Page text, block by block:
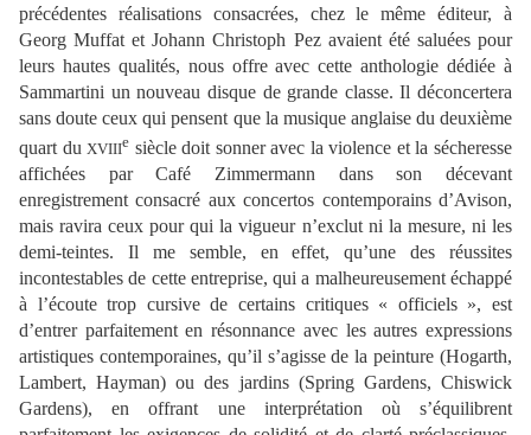
précédentes réalisations consacrées, chez le même éditeur, à
Georg Muffat et Johann Christoph Pez avaient été saluées pour
leurs hautes qualités, nous offre avec cette anthologie dédiée à
Sammartini un nouveau disque de grande classe. Il déconcertera
sans doute ceux qui pensent que la musique anglaise du deuxième
quart du XVIIIe siècle doit sonner avec la violence et la sécheresse
affichées par Café Zimmermann dans son décevant
enregistrement consacré aux concertos contemporains d’Avison,
mais ravira ceux pour qui la vigueur n’exclut ni la mesure, ni les
demi-teintes. Il me semble, en effet, qu’une des réussites
incontestables de cette entreprise, qui a malheureusement échappé
à l’écoute trop cursive de certains critiques « officiels », est
d’entrer parfaitement en résonnance avec les autres expressions
artistiques contemporaines, qu’il s’agisse de la peinture (Hogarth,
Lambert, Hayman) ou des jardins (Spring Gardens, Chiswick
Gardens), en offrant une interprétation où s’équilibrent